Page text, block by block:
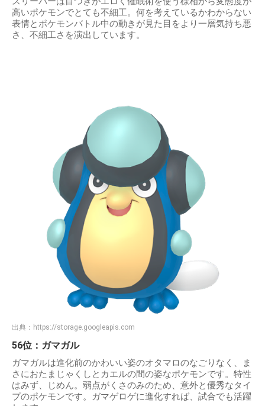
高いポケモンでとても不細工。何を考えているかわからない
表情とポケモンバトル中の動きが見た目をより一層気持ち悪
さ、不細工さを演出しています。
出典： https://storage.googleapis.com
56位：ガマガル
ガマガルは進化前のかわいい姿のオタマロのなごりなく、ま
さにおたまじゃくしとカエルの間の姿なポケモンです。特性
はみず、じめん。弱点がくさのみのため、意外と優秀なタイ
プのポケモンです。ガマゲロゲに進化すれば、試合でも活躍